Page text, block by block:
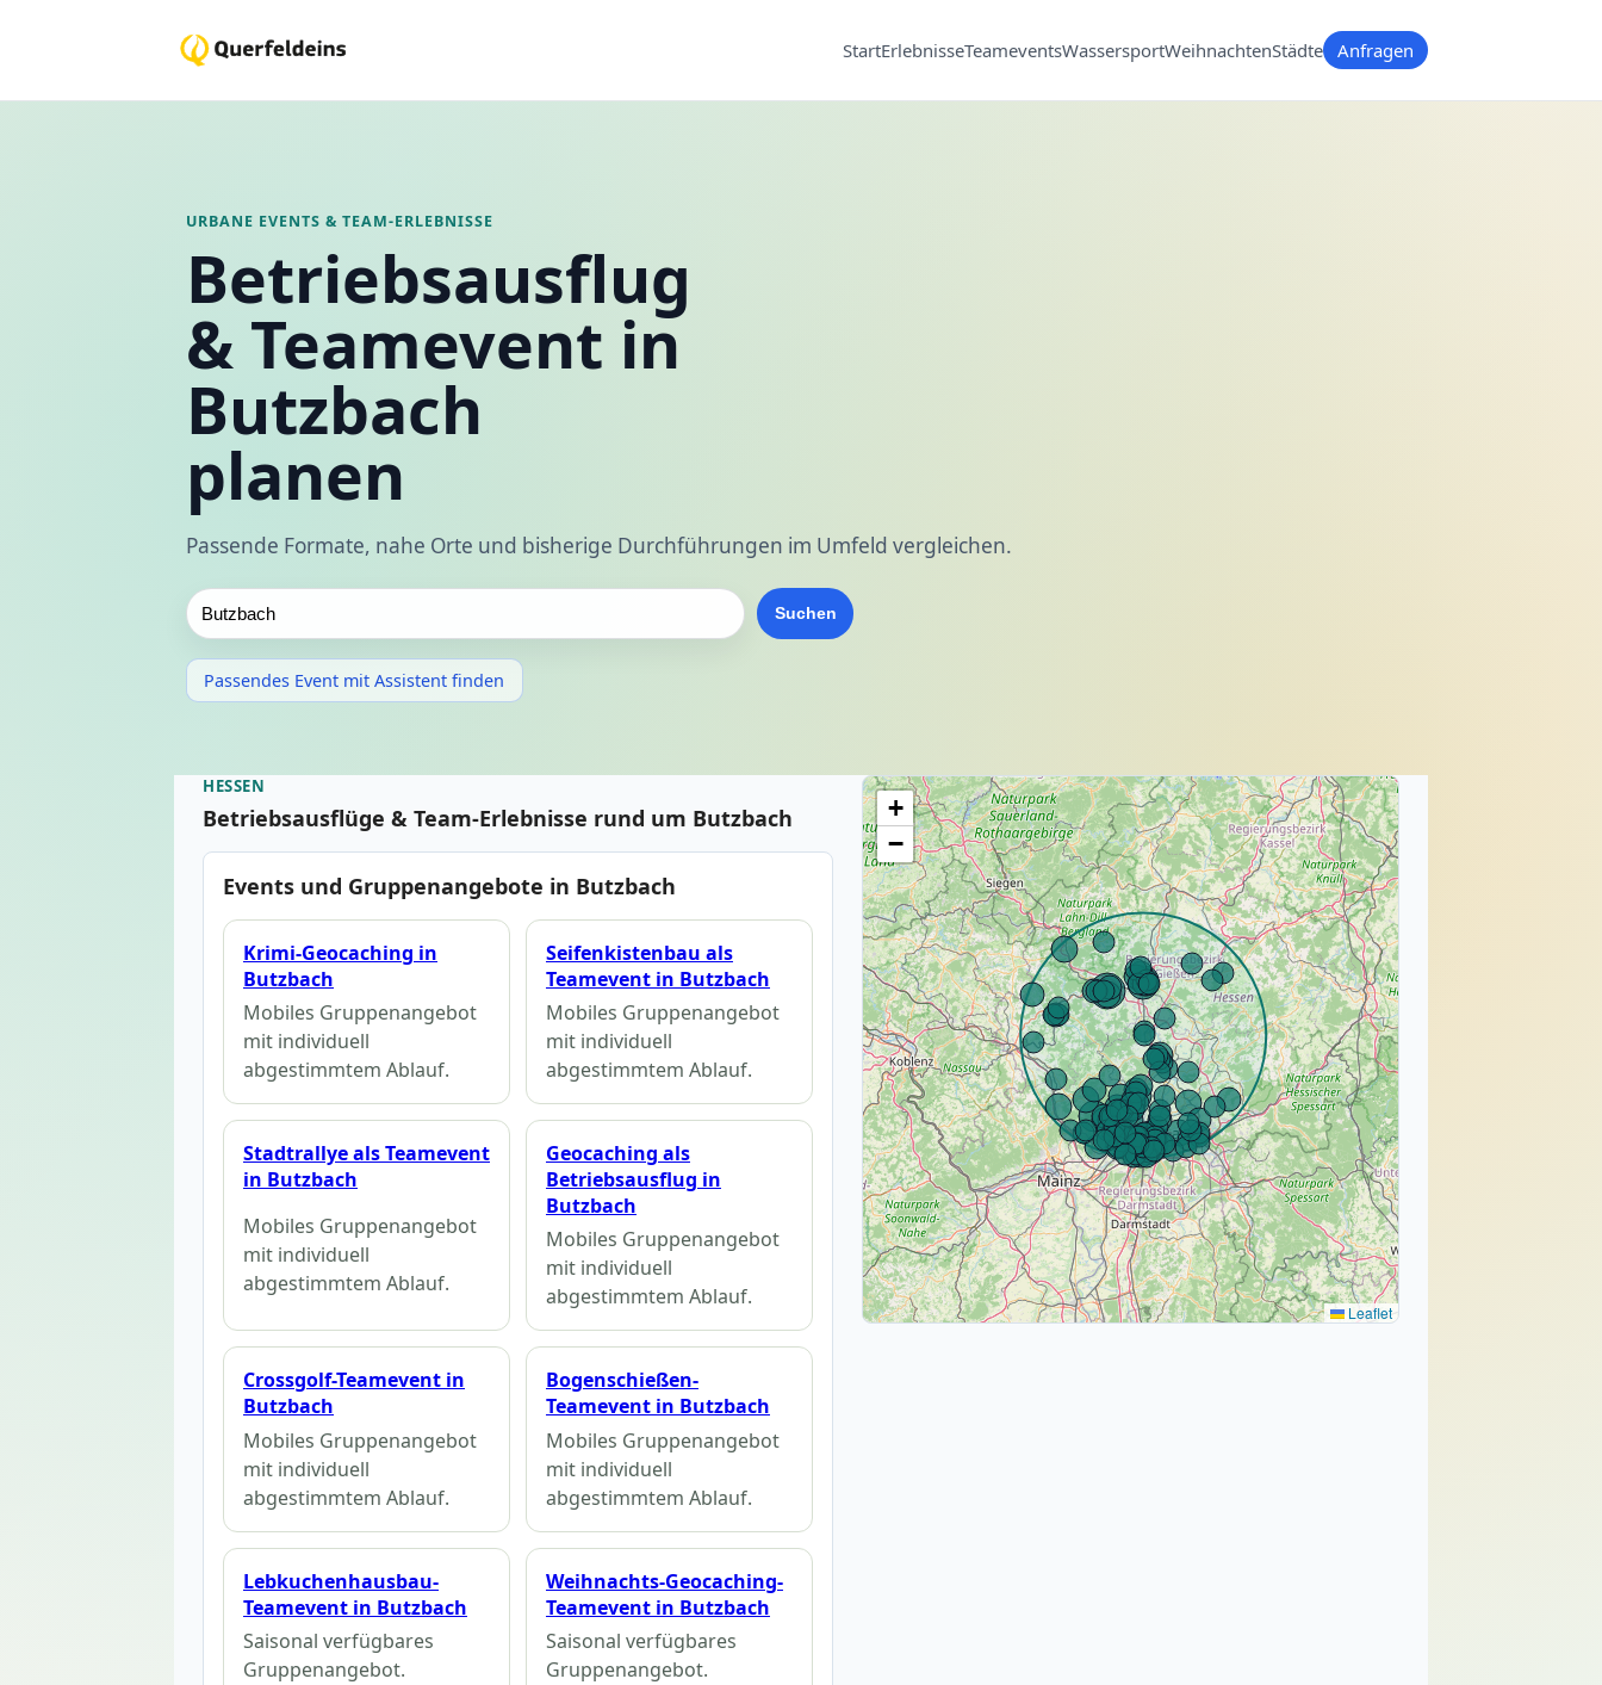
StartErlebnisseTeameventsWassersportWeihnachtenStädte Anfragen
URBANE EVENTS & TEAM-ERLEBNISSE
Betriebsausflug
& Teamevent in
Butzbach
planen
Passende Formate, nahe Orte und bisherige Durchführungen im Umfeld vergleichen.
Suchen
Passendes Event mit Assistent finden
HESSEN
Betriebsausflüge & Team-Erlebnisse rund um Butzbach
Events und Gruppenangebote in Butzbach
Krimi-Geocaching in
Butzbach
Mobiles Gruppenangebot
mit individuell
abgestimmtem Ablauf.
Seifenkistenbau als
Teamevent in Butzbach
Mobiles Gruppenangebot
mit individuell
abgestimmtem Ablauf.
Stadtrallye als Teamevent
in Butzbach
Mobiles Gruppenangebot
mit individuell
abgestimmtem Ablauf.
Geocaching als
Betriebsausflug in
Butzbach
Mobiles Gruppenangebot
mit individuell
abgestimmtem Ablauf.
Crossgolf-Teamevent in
Butzbach
Mobiles Gruppenangebot
mit individuell
abgestimmtem Ablauf.
Bogenschießen-
Teamevent in Butzbach
Mobiles Gruppenangebot
mit individuell
abgestimmtem Ablauf.
Lebkuchenhausbau-
Teamevent in Butzbach
Saisonal verfügbares
Gruppenangebot.
Weihnachts-Geocaching-
Teamevent in Butzbach
Saisonal verfügbares
Gruppenangebot.
+
−
Leaflet